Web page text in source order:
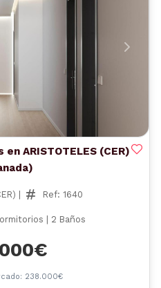
ARISTOTELES (CER)
| Ref: 1640
| 2 Baños
238.000€